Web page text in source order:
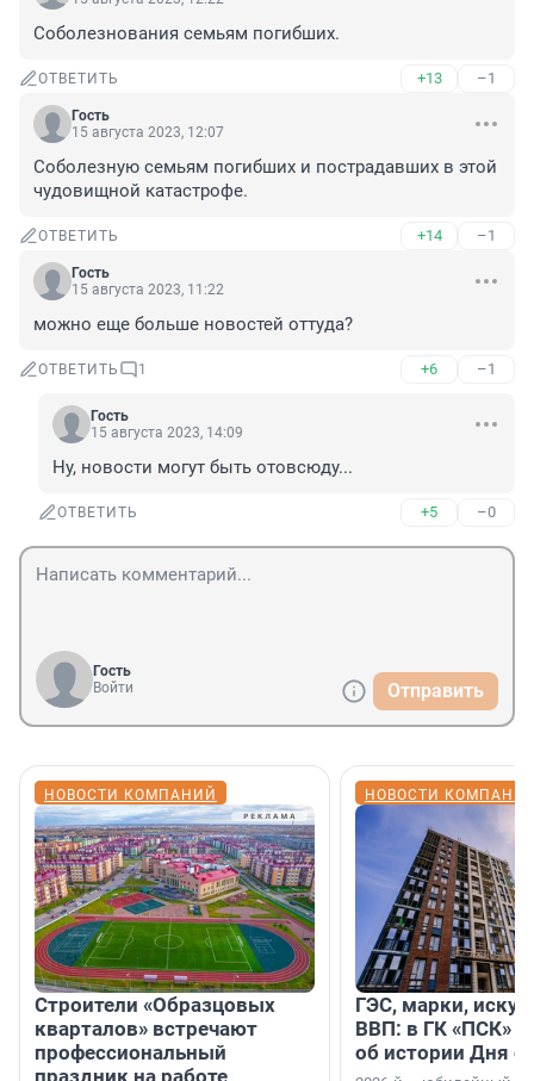
Соболезнования семьям погибших.
ОТВЕТИТЬ +13 –1
Гость
15 августа 2023, 12:07
Соболезную семьям погибших и пострадавших в этой
чудовищной катастрофе.
ОТВЕТИТЬ +14 –1
Гость
15 августа 2023, 11:22
можно еще больше новостей оттуда?
ОТВЕТИТЬ 1 +6 –1
Гость
15 августа 2023, 14:09
Ну, новости могут быть отовсюду...
ОТВЕТИТЬ +5 –0
Гость
Войти
Отправить
НОВОСТИ КОМПАНИЙ
Строители «Образцовых
кварталов» встречают
профессиональный
НОВОСТИ
ГЭС, марки,
ВВП: в ГК «ПСК»
об истории Дня